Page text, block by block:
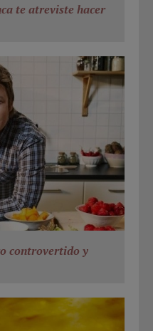
te atreviste hacer
controvertido y